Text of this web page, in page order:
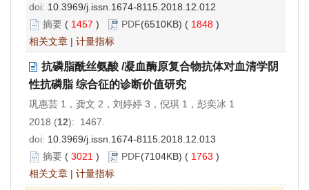
doi: 10.3969/j.issn.1674-8115.2018.12.012
摘要 ( 1457 ) PDF(6510KB) ( 1848 )
相关文章 | 计量指标
抗磷脂酰丝氨酸 /凝血酶原复合物抗体对血清学阴
性抗磷脂 综合征的诊断价值研究
巩惠芸 1，龚文 2，刘婷婷 3，倪琪 1，彭奕冰 1
2018 (12): 1467.
doi: 10.3969/j.issn.1674-8115.2018.12.013
摘要 ( 3021 ) PDF(7104KB) ( 1763 )
相关文章 | 计量指标